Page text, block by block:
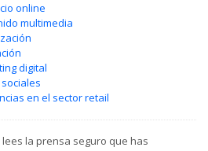
online
multimedia
digital
en el sector retail
la prensa seguro que has